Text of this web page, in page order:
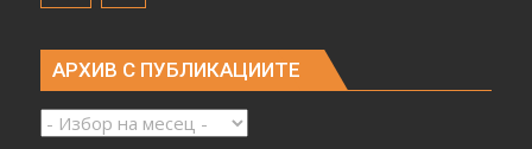
АРХИВ С ПУБЛИКАЦИИТЕ
Архив